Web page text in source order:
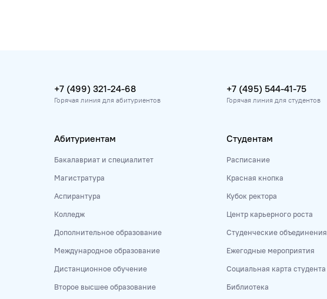
+7 (499) 321-24-68
Горячая линия для абитуриентов
+7 (495) 544-41-75
Горячая линия для студентов
Абитуриентам
Бакалавриат и специалитет
Магистратура
Аспирантура
Колледж
Дополнительное образование
Международное образование
Дистанционное обучение
Второе высшее образование
Студентам
Расписание
Красная кнопка
Кубок ректора
Центр карьерного роста
Студенческие объединения
Ежегодные мероприятия
Социальная карта студента
Библиотека